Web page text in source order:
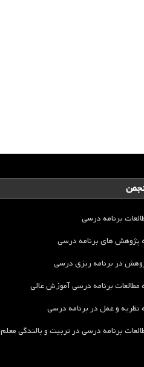
برنامه درسی
پژوهش های برنامه درسی
در برنامه ریزی درسی
مطالعات برنامه درسی آموزش عالی
نظریه و عمل در برنامه درسی
برنامه درسی در تربیت و بالندگی معلم